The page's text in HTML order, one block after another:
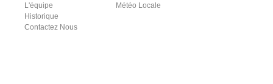
L'équipe
Historique
Contactez Nous
Météo Locale